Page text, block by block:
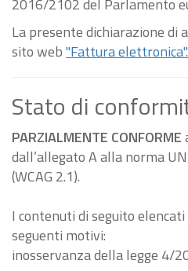
2016/2102 del Parlamento
La presente dichiarazione di
sito web"Fattura elettronica".
Stato di
PARZIALMENTE CONFORME
dall’allegato A alla norma
(WCAG 2.1).
I contenuti di seguito
seguenti motivi:
inosservanza della legge 4/